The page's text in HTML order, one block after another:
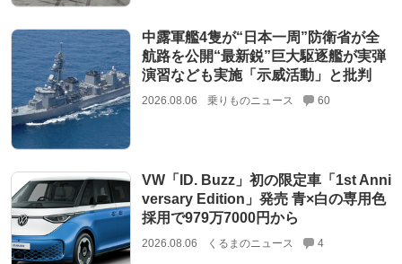
中露軍艦4隻が“日本一周”防衛省が全
航路を公開“最新鋭”巨大駆逐艦が実弾
演習なども実施「示威活動」と批判
2026.08.06 乗りものニュース 60
VW「ID. Buzz」初の限定車「1st Anni
versary Edition」発売 青×白の専用色
採用で979万7000円から
2026.08.06 くるまのニュース 4